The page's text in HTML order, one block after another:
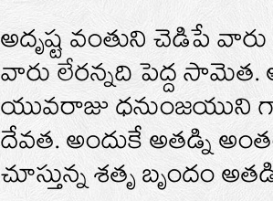
అదృష్ట వంతుని చెడిపే
వారు లేరన్నది పెద్ద సామెత.
యువరాజు ధనుంజయుని
దేవత. అందుకే అతడ్ని
చూస్తున్న శతృ బృందం